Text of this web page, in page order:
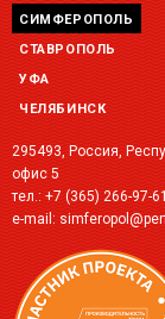
СИМФЕРОПОЛЬ
СТАВРОПОЛЬ
УФА
ЧЕЛЯБИНСК
295493, Россия,
офис 5
тел.:+7 (365) 266-97-
e-mail: